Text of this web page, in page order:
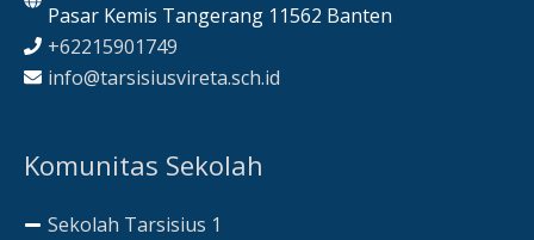
Pasar Kemis Tangerang 11562 Banten
+62215901749
info@tarsisiusvireta.sch.id
Komunitas Sekolah
Sekolah Tarsisius 1